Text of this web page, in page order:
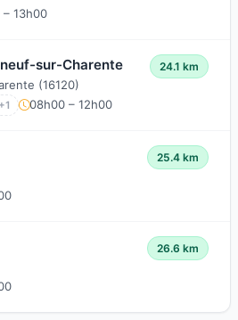
13h00
sur-Charente
(16120)
24.1 km
+1 08h00 – 12h00
25.4 km
26.6 km